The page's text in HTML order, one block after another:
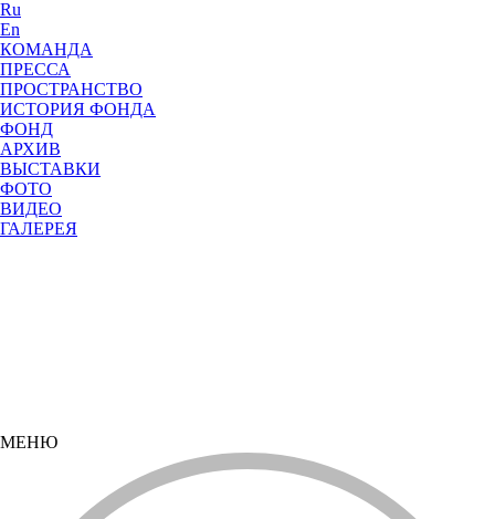
Ru
En
КОМАНДА
ПРЕССА
ПРОСТРАНСТВО
ИСТОРИЯ ФОНДА
ФОНД
АРХИВ
ВЫСТАВКИ
ФОТО
ВИДЕО
ГАЛЕРЕЯ
МЕНЮ